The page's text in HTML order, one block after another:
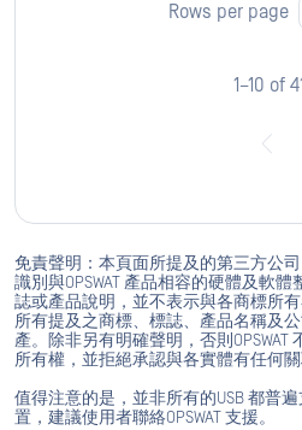
1–10 of 41
Rows per page
免責聲明：本頁面所提及的第三方公
識別與OPSWAT 產品相容的硬體及軟
誌或產品說明，並不表示與各商標所
所有提及之商標、標誌、產品名稱及
產。除非另有明確聲明，否則
所有權，並拒絕承認與各實體有任何關
值得注意的是，並非所有的USB 都普
置，建議使用者聯絡OPSWAT 支援。